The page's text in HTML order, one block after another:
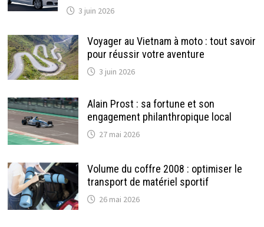
3 juin 2026
Voyager au Vietnam à moto : tout savoir
pour réussir votre aventure
3 juin 2026
Alain Prost : sa fortune et son
engagement philanthropique local
27 mai 2026
Volume du coffre 2008 : optimiser le
transport de matériel sportif
26 mai 2026